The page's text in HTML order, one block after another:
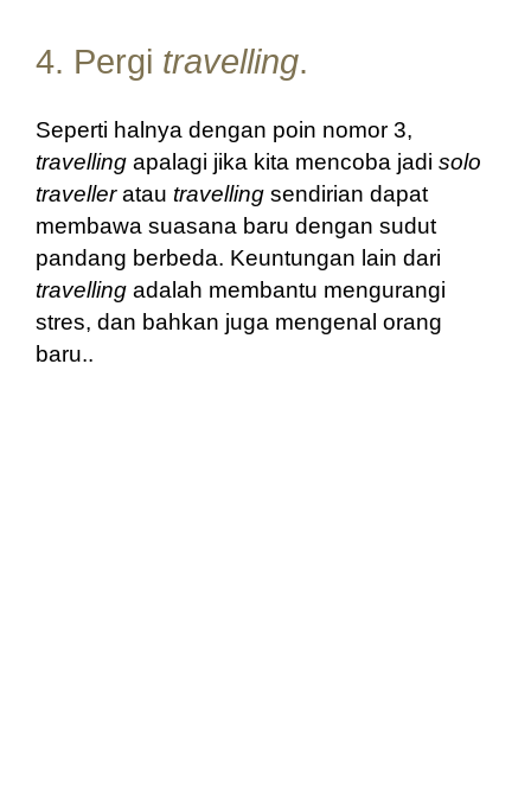
4. Pergi travelling.
travelling apalagi jika kita mencoba jadi solo
traveller atau travelling sendirian dapat
membawa suasana baru dengan sudut
travelling adalah membantu mengurangi
stres, dan bahkan juga mengenal orang
baru..